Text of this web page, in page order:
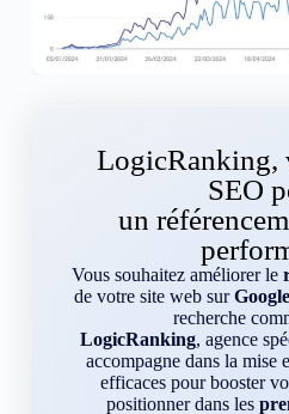
LogicRanking,
SEO
un
Vous souhaitez améliorer le
de votre site web surGoogle
recherche
LogicRanking, agence
accompagne dans la mise
efficaces pour booster
positionner dans les